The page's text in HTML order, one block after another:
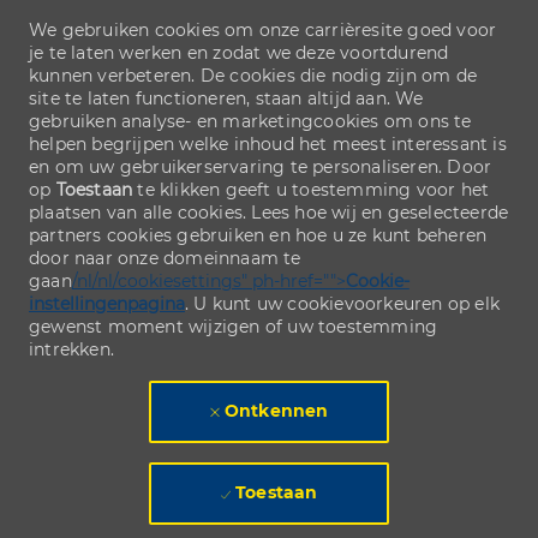
We gebruiken cookies om onze carrièresite goed voor
je te laten werken en zodat we deze voortdurend
kunnen verbeteren. De cookies die nodig zijn om de
site te laten functioneren, staan altijd aan. We
gebruiken analyse- en marketingcookies om ons te
helpen begrijpen welke inhoud het meest interessant is
en om uw gebruikerservaring te personaliseren. Door
op Toestaan te klikken geeft u toestemming voor het
plaatsen van alle cookies. Lees hoe wij en geselecteerde
partners cookies gebruiken en hoe u ze kunt beheren
door naar onze domeinnaam te
gaan/nl/nl/cookiesettings" ph-href="">Cookie-
instellingenpagina. U kunt uw cookievoorkeuren op elk
gewenst moment wijzigen of uw toestemming
intrekken.
Ontkennen
Toestaan